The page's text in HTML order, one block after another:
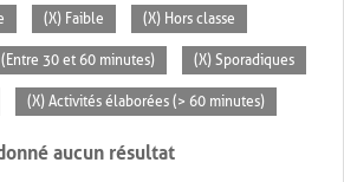
(X) Faible (X) Hors classe
30 et 60 minutes) (X) Sporadiques
(X) Activités élaborées (> 60 minutes)
aucun résultat